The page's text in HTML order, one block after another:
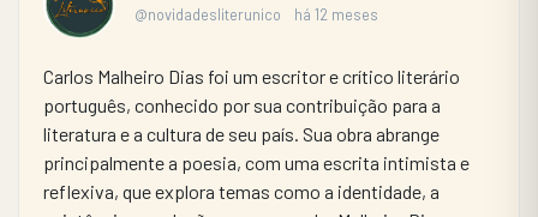
@novidadesliterunico há 12 meses
Carlos Malheiro Dias foi um escritor e crítico literário
português, conhecido por sua contribuição para a
literatura e a cultura de seu país. Sua obra abrange
principalmente a poesia, com uma escrita intimista e
reflexiva, que explora temas como a identidade, a